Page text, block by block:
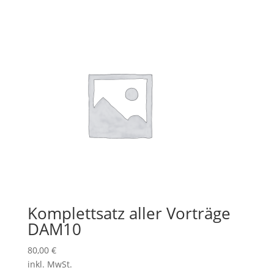
Komplettsatz aller Vorträge
DAM10
80,00 €
inkl. MwSt.